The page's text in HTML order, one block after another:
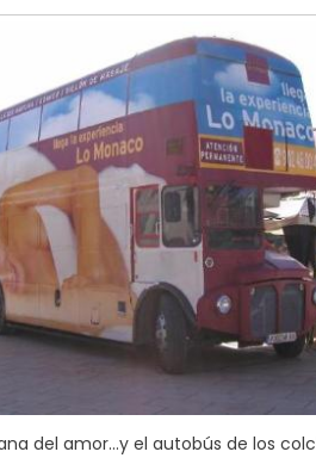
del amor…y el autobús de los